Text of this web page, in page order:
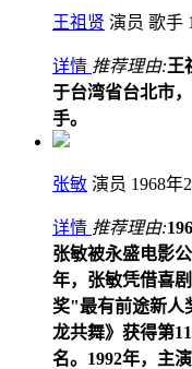
王祖贤 演员 歌手
详情 推荐理由:王
于台湾省台北市
手。
张敏 演员 1968年
详情 推荐理由:
张敏被永盛电影
年，张敏凭借喜
奖"最有前途新人
龙共舞》获得第
名。1992年，主